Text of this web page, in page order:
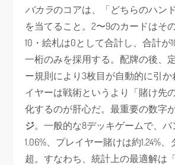
バカラのコアは、「どちらのハン
を当てること。2〜9のカードはその
10・絵札は0として合計し、合計が
一桁のみを採用する。配牌の後、
ー規則により3枚目が自動的に引か
イヤーは戦術というより「賭け先
化するのが肝心だ。最重要の数字
ジ。一般的な8デッキゲームで、
1.06%、プレイヤー賭けは約1.24%、
超。すなわち、統計上の最適解は